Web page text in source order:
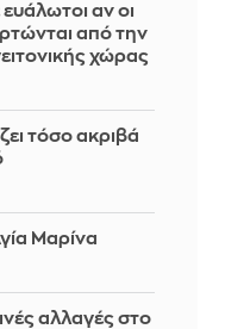
αν οι
από την
χώρας
τόσο ακριβά
Μαρίνα
αλλαγές στο